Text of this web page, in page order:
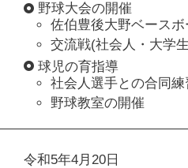
野球大会の開催
佐伯豊後大野ベース
交流戦(社会人・大学
球児の育指導
社会人選手との合同練
野球教室の開催
令和5年4月20日